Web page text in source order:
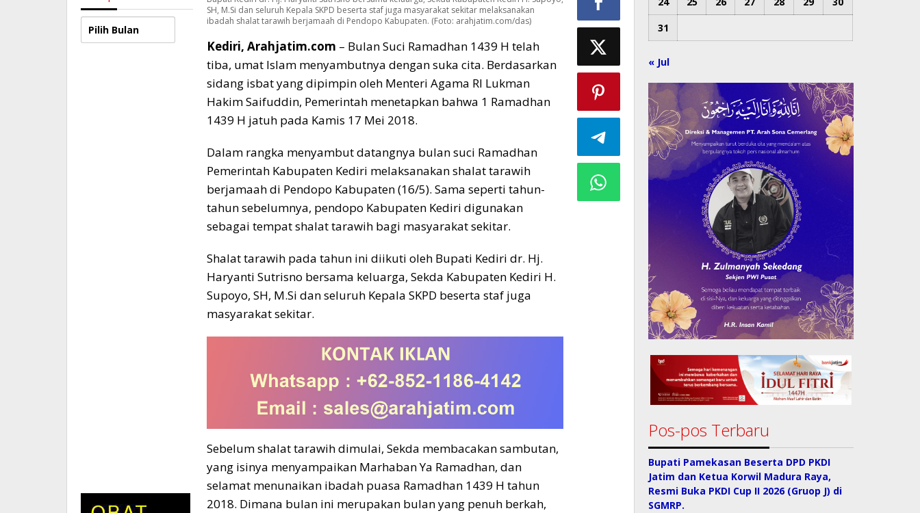
Arsip
SH, M.Si dan seluruh Kepala SKPD beserta staf juga masyarakat sekitar melaksanakan
ibadah shalat tarawih berjamaah di Pendopo Kabupaten. (Foto: arahjatim.com/das)
Kediri, Arahjatim.com – Bulan Suci Ramadhan 1439 H telah
tiba, umat Islam menyambutnya dengan suka cita. Berdasarkan
sidang isbat yang dipimpin oleh Menteri Agama RI Lukman
Hakim Saifuddin, Pemerintah menetapkan bahwa 1 Ramadhan
1439 H jatuh pada Kamis 17 Mei 2018.
Dalam rangka menyambut datangnya bulan suci Ramadhan
Pemerintah Kabupaten Kediri melaksanakan shalat tarawih
berjamaah di Pendopo Kabupaten (16/5). Sama seperti tahun-
tahun sebelumnya, pendopo Kabupaten Kediri digunakan
sebagai tempat shalat tarawih bagi masyarakat sekitar.
Shalat tarawih pada tahun ini diikuti oleh Bupati Kediri dr. Hj.
Haryanti Sutrisno bersama keluarga, Sekda Kabupaten Kediri H.
Supoyo, SH, M.Si dan seluruh Kepala SKPD beserta staf juga
masyarakat sekitar.
Sebelum shalat tarawih dimulai, Sekda membacakan sambutan,
yang isinya menyampaikan Marhaban Ya Ramadhan, dan
selamat menunaikan ibadah puasa Ramadhan 1439 H tahun
2018. Dimana bulan ini merupakan bulan yang penuh berkah,
31
« Jul
Pos-pos Terbaru
Bupati Pamekasan Beserta DPD PKDI
Jatim dan Ketua Korwil Madura Raya,
Resmi Buka PKDI Cup II 2026 (Gruop J) di
SGMRP.